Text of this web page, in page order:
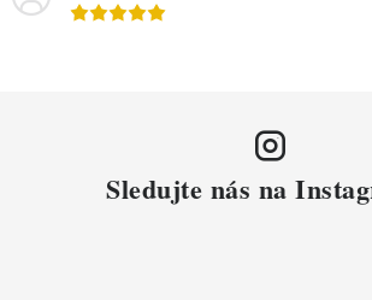
Sledujte nás na